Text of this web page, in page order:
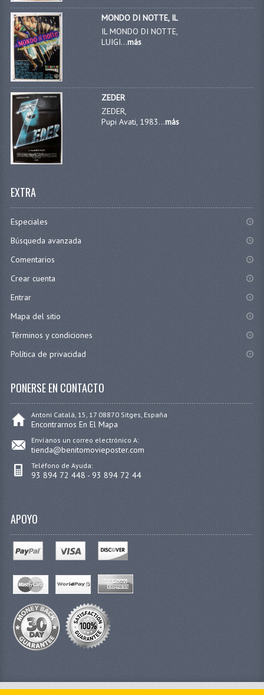
MONDO DI NOTTE, IL
IL MONDO DI NOTTE,
LUIGI...más
ZEDER
ZEDER,
Pupi Avati, 1983...más
EXTRA
Especiales
Búsqueda avanzada
Comentarios
Crear cuenta
Entrar
Mapa del sitio
Términos y condiciones
Política de privacidad
PONERSE EN CONTACTO
Antoni Catalá, 15, 17 08870 Sitges, España
Encontrarnos En El Mapa
Envíanos un correo electrónico A:
tienda@benitomovieposter.com
Teléfono de Ayuda:
93 894 72 448 - 93 894 72 44
APOYO